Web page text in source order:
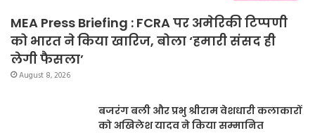
MEA Press Briefing : FCRA पर अमेरिकी टिप्पणी
को भारत ने किया खारिज, बोला ‘हमारी संसद ही
लेगी फैसला’
August 8, 2026
बजरंग बली और प्रभु श्रीराम वेशधारी कलाकारों
को अखिलेश यादव ने किया सम्मानित